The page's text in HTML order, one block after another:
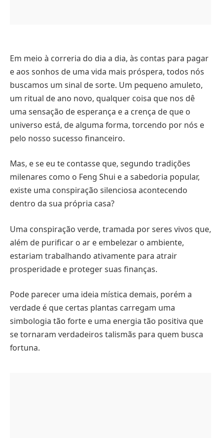
Em meio à correria do dia a dia, às contas para pagar
e aos sonhos de uma vida mais próspera, todos nós
buscamos um sinal de sorte. Um pequeno amuleto,
um ritual de ano novo, qualquer coisa que nos dê
uma sensação de esperança e a crença de que o
universo está, de alguma forma, torcendo por nós e
pelo nosso sucesso financeiro.
Mas, e se eu te contasse que, segundo tradições
milenares como o Feng Shui e a sabedoria popular,
existe uma conspiração silenciosa acontecendo
dentro da sua própria casa?
Uma conspiração verde, tramada por seres vivos que,
além de purificar o ar e embelezar o ambiente,
estariam trabalhando ativamente para atrair
prosperidade e proteger suas finanças.
Pode parecer uma ideia mística demais, porém a
verdade é que certas plantas carregam uma
simbologia tão forte e uma energia tão positiva que
se tornaram verdadeiros talismãs para quem busca
fortuna.